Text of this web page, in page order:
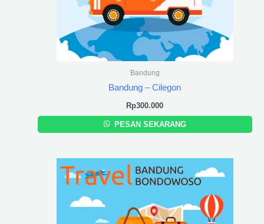
Bandung
Bandung – Cilegon
Rp300.000
PESAN SEKARANG